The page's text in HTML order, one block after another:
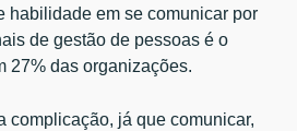
habilidade em se comunicar por
de gestão de pessoas é o
27% das organizações.
complicação, já que comunicar,